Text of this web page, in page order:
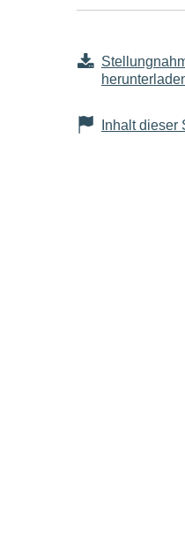
Inhalt dieser